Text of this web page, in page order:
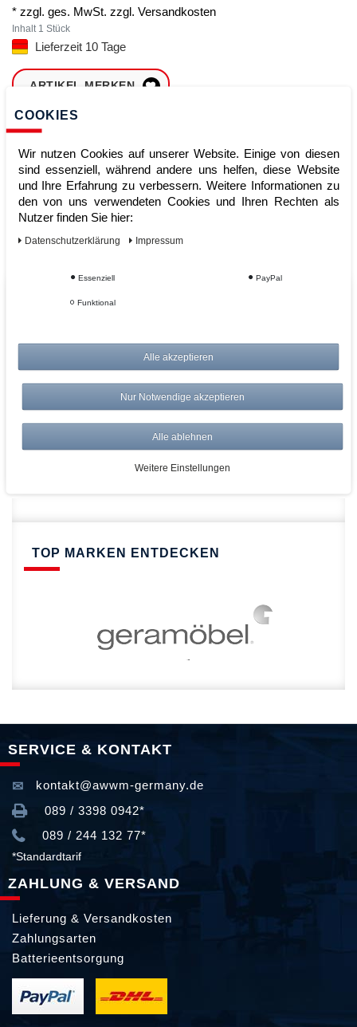
* zzgl. ges. MwSt. zzgl. Versandkosten
Inhalt 1 Stück
Lieferzeit 10 Tage
ARTIKEL MERKEN
Sofort lieferbar
Vom Profi für Profis - Ihre Vorteile
Versandkostenfrei ab 150€
Risikolos: 14 Tage Rückgabe
Über 20.000 Artikel
Schnelle Lieferung
TOP MARKEN ENTDECKEN
SERVICE & KONTAKT
kontakt@awwm-germany.de
089 / 3398 0942*
089 / 244 132 77*
*Standardtarif
ZAHLUNG & VERSAND
Lieferung & Versandkosten
Zahlungsarten
Batterieentsorgung
COOKIES
Wir nutzen Cookies auf unserer Website. Einige von diesen
sind essenziell, während andere uns helfen, diese Website
und Ihre Erfahrung zu verbessern. Weitere Informationen zu
den von uns verwendeten Cookies und Ihren Rechten als
Nutzer finden Sie hier:
Daten­schutz­erklärung Impressum
Essenziell PayPal
Funktional
Alle akzeptieren
Nur Notwendige akzeptieren
Alle ablehnen
Weitere Einstellungen